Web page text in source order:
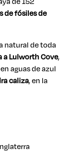
de fósiles de
natural de toda
a Lulworth Cove,
aguas de azul
caliza, en la